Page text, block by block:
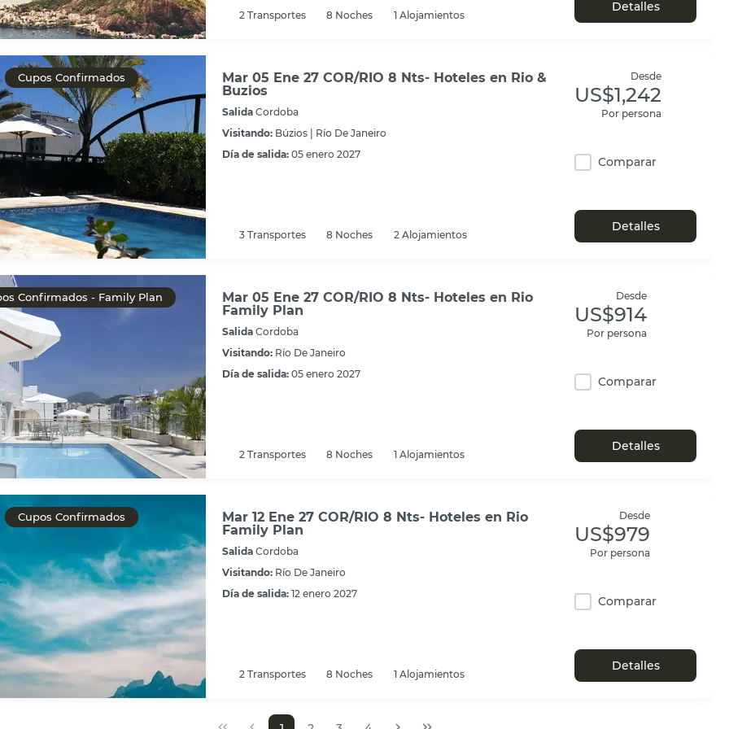
2 Transportes 8 Noches 1 Alojamientos
Detalles
Cupos Confirmados
Mar 05 Ene 27 COR/RIO 8 Nts- Hoteles en Rio &
Buzios
Salida Cordoba
Visitando: Búzios |
Río De Janeiro
Día de salida: 05 enero 2027
3 Transportes 8 Noches 2 Alojamientos
Desde
US$1,242
Por persona
Comparar
Detalles
Confirmados - Family Plan
Mar 05 Ene 27 COR/RIO 8 Nts- Hoteles en Rio
Family Plan
Salida Cordoba
Visitando: Río De Janeiro
Día de salida: 05 enero 2027
2 Transportes 8 Noches 1 Alojamientos
Desde
US$914
Por persona
Comparar
Detalles
Cupos Confirmados
Mar 12 Ene 27 COR/RIO 8 Nts- Hoteles en Rio
Family Plan
Salida Cordoba
Visitando: Río De Janeiro
Día de salida: 12 enero 2027
2 Transportes 8 Noches 1 Alojamientos
Desde
US$979
Por persona
Comparar
Detalles